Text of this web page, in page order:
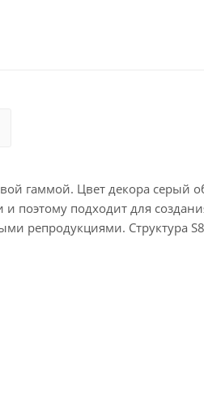
гаммой. Цвет декора серый
поэтому подходит для
репродукциями. Структура